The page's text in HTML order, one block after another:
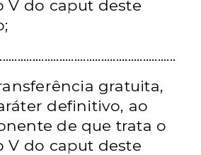
V do caput deste
gratuita,
definitivo, ao
de que trata o
V do caput deste